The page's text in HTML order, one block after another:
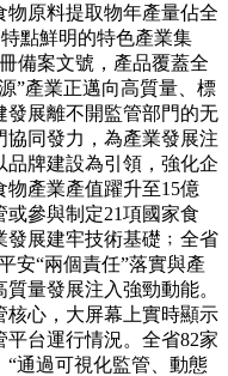
物原料提取物年產量佔全
點鮮明的特色產業集
備案文號，產品覆蓋全
”產業正邁向高質量、標
發展離不開監管部門的无
協同發力，為產業發展注
品牌建設為引領，強化企
產業產值躍升至15億
參與制定21項國家食
發展建牢技術基礎﹔全省
安“兩個責任”落實與產
量發展注入強勁動能。
核心，大屏幕上實時顯示
台運行情況。全省82家
通過可視化監管、動態